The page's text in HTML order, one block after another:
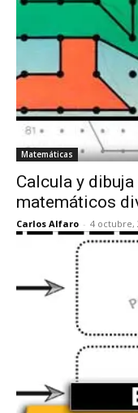
Material
TOY STORY
Matemáticas
Calcula y
matemáticos
Carlos Alfaro - 4 octubre,